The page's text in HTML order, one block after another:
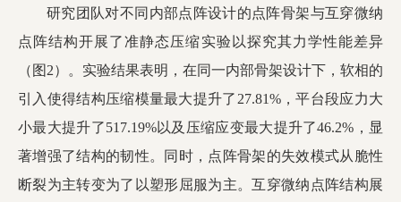
研究团队对不同内部点阵设计的点阵骨架与互穿微纳
点阵结构开展了准静态压缩实验以探究其力学性能差异
（图2）。实验结果表明，在同一内部骨架设计下，软相的
引入使得结构压缩模量最大提升了27.81%，平台段应力大
小最大提升了517.19%以及压缩应变最大提升了46.2%，显
著增强了结构的韧性。同时，点阵骨架的失效模式从脆性
断裂为主转变为了以塑形屈服为主。互穿微纳点阵结构展